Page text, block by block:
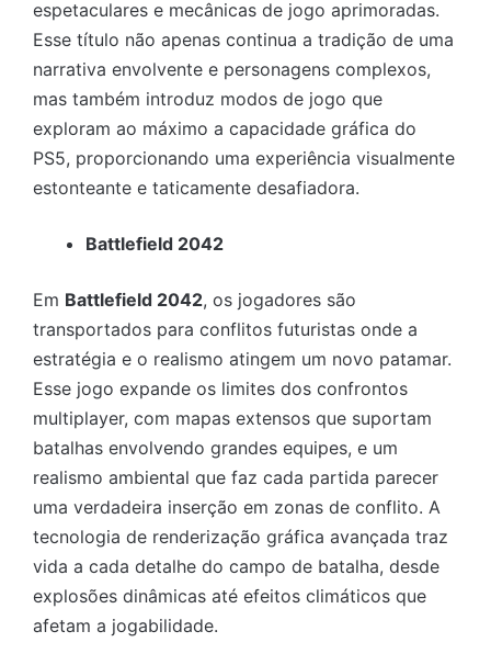
espetaculares e mecânicas de jogo aprimoradas.
Esse título não apenas continua a tradição de uma
narrativa envolvente e personagens complexos,
mas também introduz modos de jogo que
exploram ao máximo a capacidade gráfica do
PS5, proporcionando uma experiência visualmente
estonteante e taticamente desafiadora.
Battlefield 2042
Em Battlefield 2042, os jogadores são
transportados para conflitos futuristas onde a
estratégia e o realismo atingem um novo patamar.
Esse jogo expande os limites dos confrontos
multiplayer, com mapas extensos que suportam
batalhas envolvendo grandes equipes, e um
realismo ambiental que faz cada partida parecer
uma verdadeira inserção em zonas de conflito. A
tecnologia de renderização gráfica avançada traz
vida a cada detalhe do campo de batalha, desde
explosões dinâmicas até efeitos climáticos que
afetam a jogabilidade.